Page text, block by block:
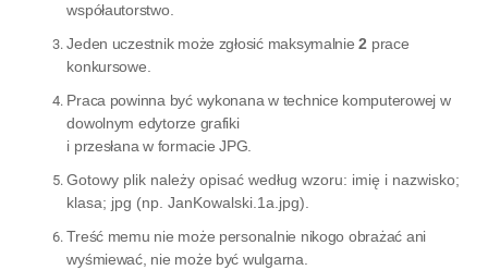
współautorstwo.
Jeden uczestnik może zgłosić maksymalnie2 prace
konkursowe.
Praca powinna być wykonana w technice komputerowej w
dowolnym edytorze grafiki
i przesłana w formacie JPG.
Gotowy plik należy opisać według wzoru: imię i nazwisko;
klasa; jpg (np. JanKowalski.1a.jpg).
Treść memu nie może personalnie nikogo obrażać ani
wyśmiewać, nie może być wulgarna.